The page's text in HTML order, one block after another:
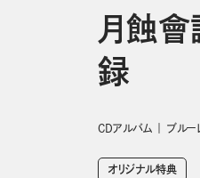
月蝕
録
CDアルバム ブルー
オリジナル特典